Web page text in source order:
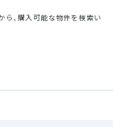
、購入可能な物件を検索い